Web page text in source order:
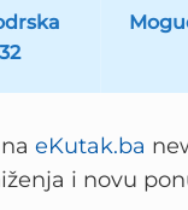
eKutak.ba
i novu